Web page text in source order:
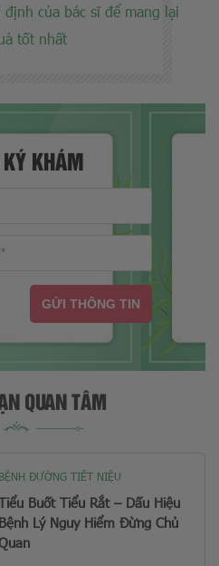
của bác sĩ để mang lại
tốt nhất
KHÁM
GỬI THÔNG TIN
QUAN TÂM
BỆNH ĐƯỜNG TIẾT NIỆU
Buốt Tiểu Rắt – Dấu Hiệu
Bệnh Lý Nguy Hiểm Đừng Chủ